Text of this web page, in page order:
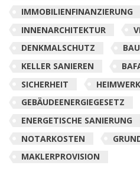
IMMOBILIENFINANZIERUNG
INNENARCHITEKTUR
DENKMALSCHUTZ
KELLER SANIEREN
SICHERHEIT
GEBÄUDEENERGIEGESETZ
ENERGETISCHE SANIERUNG
NOTARKOSTEN
MAKLERPROVISION